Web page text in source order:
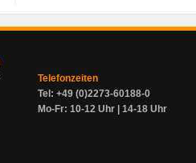
Telefonzeiten
Tel: +49 (0)2273-60188-0
Mo-Fr: 10-12 Uhr | 14-18 Uhr